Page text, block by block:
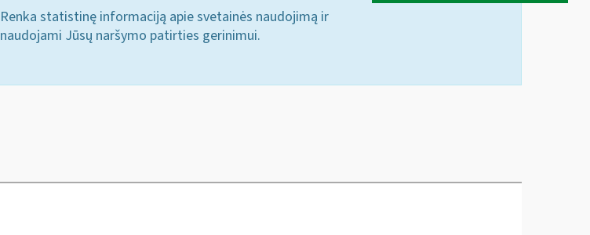
Renka statistinę informaciją apie svetainės naudojimą ir
naudojami Jūsų naršymo patirties gerinimui.